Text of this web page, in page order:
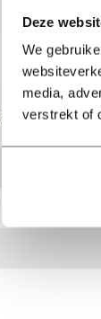
Deze
We
media,
verstrekt of